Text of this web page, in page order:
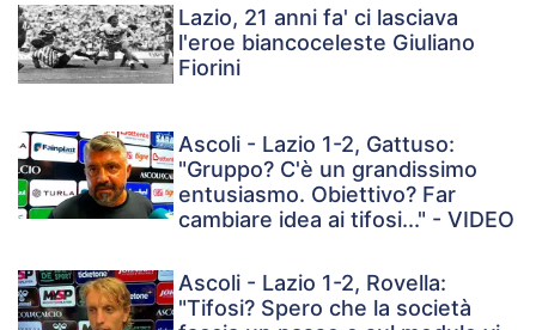
Lazio, 21 anni fa' ci lasciava
l'eroe biancoceleste Giuliano
Fiorini
Ascoli - Lazio 1-2, Gattuso:
"Gruppo? C'è un grandissimo
entusiasmo. Obiettivo? Far
cambiare idea ai tifosi..." - VIDEO
Ascoli - Lazio 1-2, Rovella:
"Tifosi? Spero che la società